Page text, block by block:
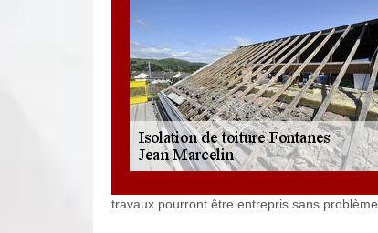
travaux pourront être entrepris sans problème.